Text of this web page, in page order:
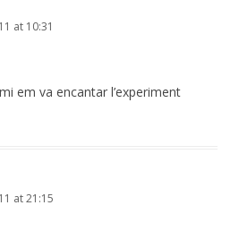
at 10:31
em va encantar l’experiment
at 21:15